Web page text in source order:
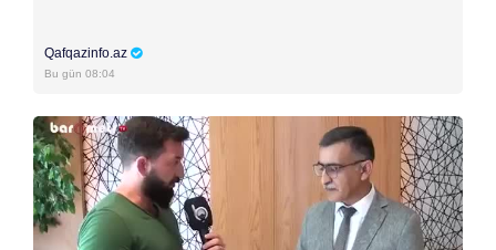
Qafqazinfo.az
Bu gün 08:04